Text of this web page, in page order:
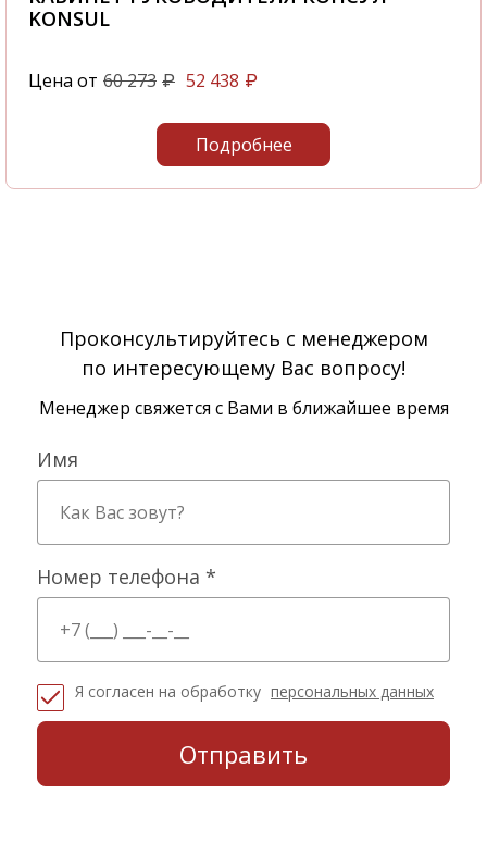
KONSUL
Цена от 60 273 ₽ 52 438 ₽
Подробнее
Проконсультируйтесь с менеджером
по интересующему Вас вопросу!
Менеджер свяжется с Вами в ближайшее время
Имя
Номер телефона *
Я согласен на обработку персональных данных